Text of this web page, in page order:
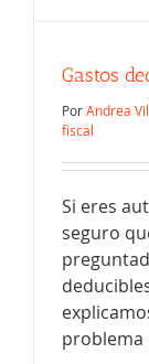
Gastos
PorAndrea
fiscal
Si eres
seguro
problema